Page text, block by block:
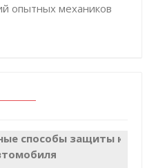
опытных механиков
способы защиты колес